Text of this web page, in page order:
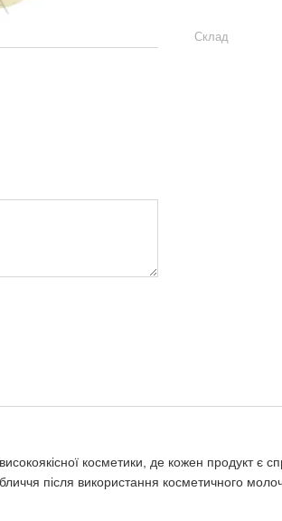
Склад
косметики, де кожен продукт є
після використання косметичного